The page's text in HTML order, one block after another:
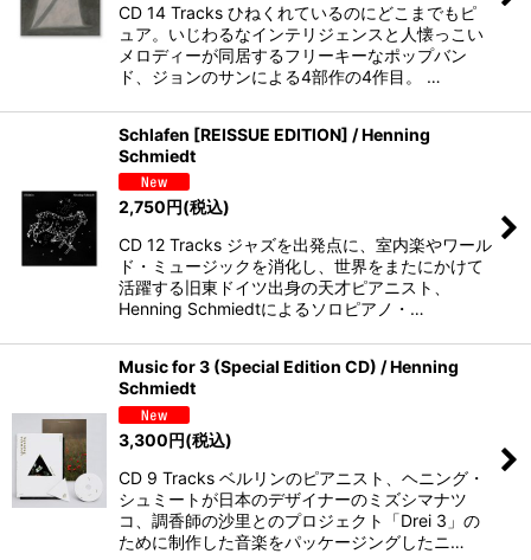
CD 14 Tracks ひねくれているのにどこまでもピ
ュア。いじわるなインテリジェンスと人懐っこい
メロディーが同居するフリーキーなポップバン
ド、ジョンのサンによる4部作の4作目。 …
Schlafen [REISSUE EDITION] / Henning
Schmiedt
2,750円(税込)
CD 12 Tracks ジャズを出発点に、室内楽やワール
ド・ミュージックを消化し、世界をまたにかけて
活躍する旧東ドイツ出身の天才ピアニスト、
Henning Schmiedtによるソロピアノ・…
Music for 3 (Special Edition CD) / Henning
Schmiedt
3,300円(税込)
CD 9 Tracks ベルリンのピアニスト、ヘニング・
シュミートが日本のデザイナーのミズシマナツ
コ、調香師の沙里とのプロジェクト「Drei 3」の
ために制作した音楽をパッケージングしたニ…